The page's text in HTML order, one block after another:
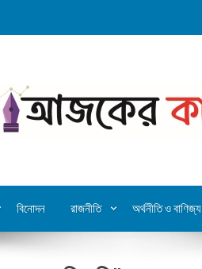
বিনোদন রাজনীতি অর্থনীতি ও বাণিজ্য